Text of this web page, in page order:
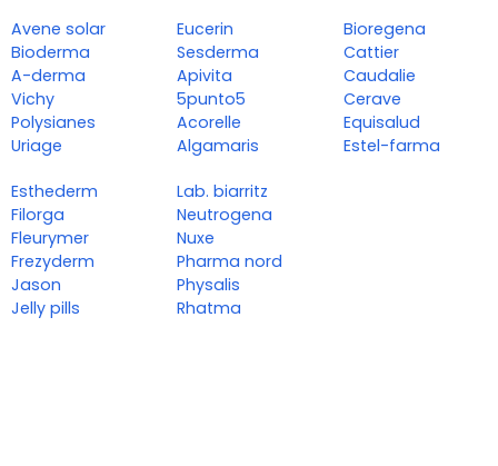
Avene solar
Bioderma
A-derma
Vichy
Polysianes
Uriage
Eucerin
Sesderma
Apivita
5punto5
Acorelle
Algamaris
Bioregena
Cattier
Caudalie
Cerave
Equisalud
Estel-farma
Esthederm
Filorga
Fleurymer
Frezyderm
Jason
Jelly pills
Lab. biarritz
Neutrogena
Nuxe
Pharma nord
Physalis
Rhatma